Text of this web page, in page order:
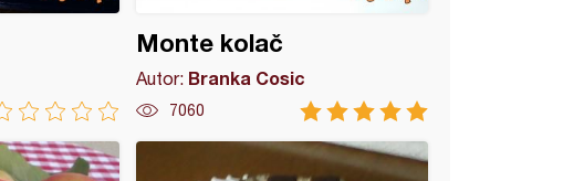
Monte kolač
Autor: Branka Cosic
7060